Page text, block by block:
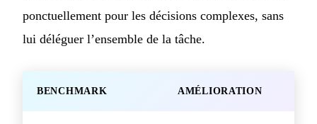
ponctuellement pour les décisions complexes, sans
lui déléguer l’ensemble de la tâche.
BENCHMARK AMÉLIORATION